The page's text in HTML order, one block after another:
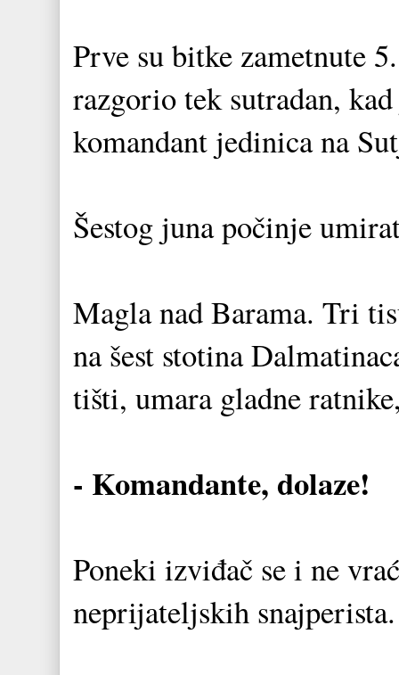
Prve su bitke zametnute
razgorio tek sutradan,
komandant jedinica na
Šestog juna počinje
Magla nad Barama. Tri
na šest stotina
tišti, umara gladne
- Komandante, dolaze!
Poneki izviđač se i ne
neprijateljskih snajperista.